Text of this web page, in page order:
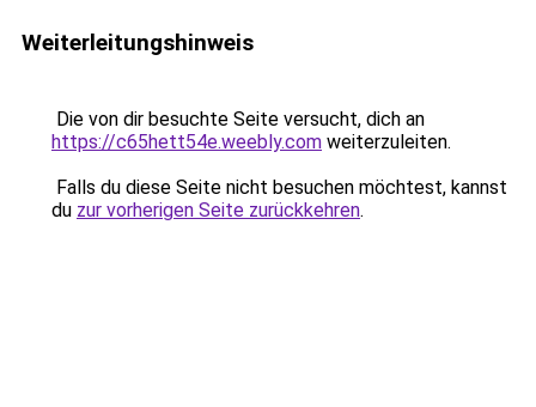
Weiterleitungshinweis
Die von dir besuchte Seite versucht, dich an
https://c65hett54e.weebly.com weiterzuleiten.
Falls du diese Seite nicht besuchen möchtest, kannst
du zur vorherigen Seite zurückkehren.